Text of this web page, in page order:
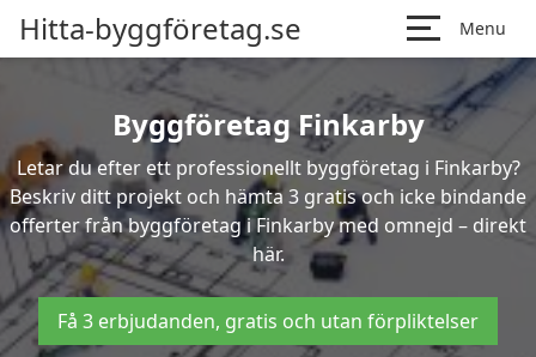
Hitta-byggföretag.se Menu
Byggföretag Finkarby
Letar du efter ett professionellt byggföretag i Finkarby?
Beskriv ditt projekt och hämta 3 gratis och icke bindande
offerter från byggföretag i Finkarby med omnejd – direkt
här.
Få 3 erbjudanden, gratis och utan förpliktelser